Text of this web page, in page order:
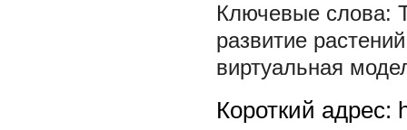
развитие растений
виртуальная
Короткий адрес: